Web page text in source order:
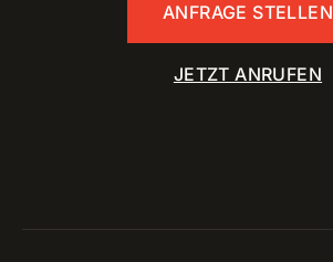
ANFRAGE STELLEN
JETZT ANRUFEN